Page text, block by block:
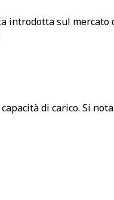
introdotta sul
di carico. Si